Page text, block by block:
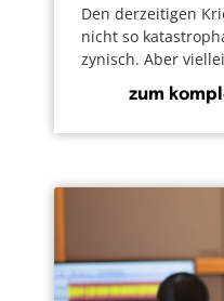
Den derzeitigen
nicht so
zynisch. Aber
zum